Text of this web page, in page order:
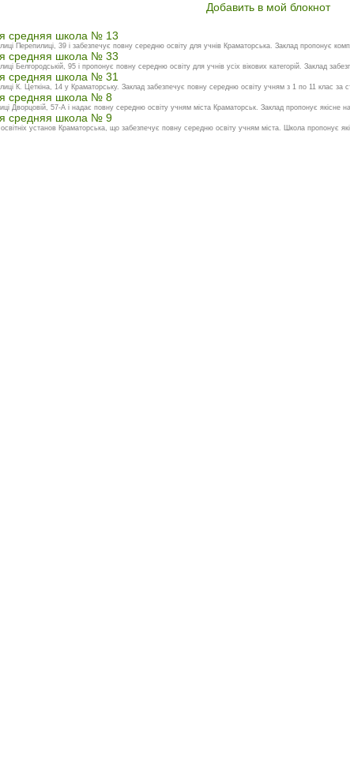
Добавить в мой блокнот
средняя школа № 13
Перепилиці, 39 і забезпечує повну середню освіту для учнів Краматорська. Заклад пропонує
средняя школа № 33
Белгородській, 95 і пропонує повну середню освіту для учнів усіх вікових категорій. Заклад
средняя школа № 31
К. Цеткіна, 14 у Краматорську. Заклад забезпечує повну середню освіту учням з 1 по 11 клас за
средняя школа № 8
Дворцовій, 57-А і надає повну середню освіту учням міста Краматорськ. Заклад пропонує якісне
средняя школа № 9
установ Краматорська, що забезпечує повну середню освіту учням міста. Школа пропонує